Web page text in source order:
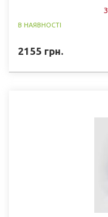
В НАЯВНОСТІ
2155 грн.